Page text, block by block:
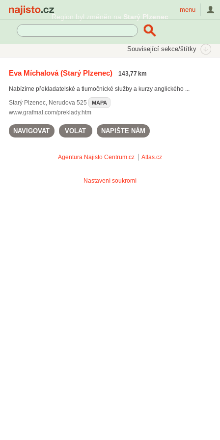
Region byl změněn na Starý Plzenec
menu
Související sekce/štítky
Jazykové kurzy
Kurzy angličtiny (328)
Kurzy němčiny (62)
Čeština pro cizince (51)
Všechny související sekce
Eva Míchalová(Starý Plzenec) 143,77 km
Nabízíme překladatelské a tlumočnické služby a kurzy anglického ...
Starý Plzenec, Nerudova 525 MAPA
www.grafmal.com/preklady.htm
NAVIGOVAT VOLAT NAPIŠTE NÁM
Agentura Najisto Centrum.cz Atlas.cz
Nastavení soukromí